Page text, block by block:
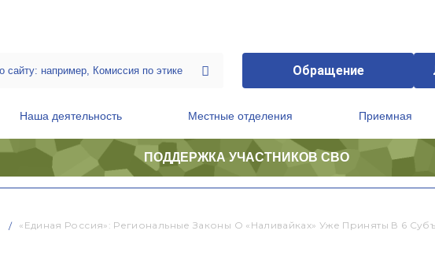
Обращение
Наша деятельность Местные отделения Приемная
ПОДДЕРЖКА УЧАСТНИКОВ СВО
«Единая Россия»: Региональные Законы О «наливайках» Уже Приняты В 6